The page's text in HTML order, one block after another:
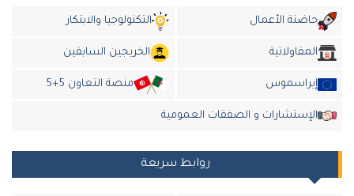
حاضنة الأعمال التكنولوجيا والابتكار
المقاولاتية الخريجين السابقين
إيراسموس منصة التعاون 5+5
الإستشارات و الصفقات العمومية
روابط سريعة